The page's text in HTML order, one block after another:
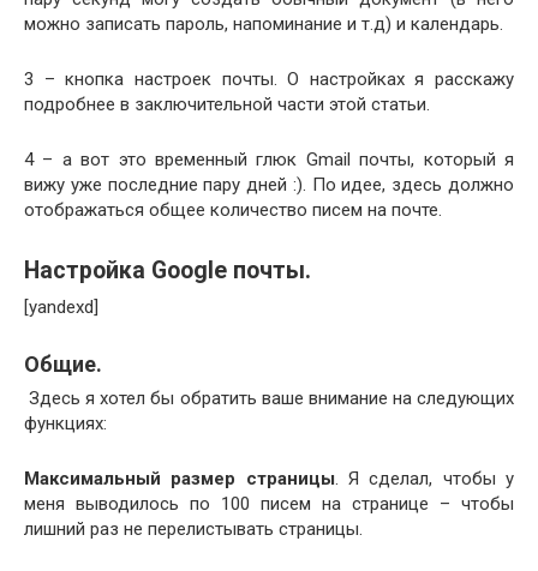
можно записать пароль, напоминание и т.д) и календарь.
3 – кнопка настроек почты. О настройках я расскажу
подробнее в заключительной части этой статьи.
4 – а вот это временный глюк Gmail почты, который я
вижу уже последние пару дней :). По идее, здесь должно
отображаться общее количество писем на почте.
Настройка Google почты.
[yandexd]
Общие.
Здесь я хотел бы обратить ваше внимание на следующих
функциях:
Максимальный размер страницы . Я сделал, чтобы у
меня выводилось по 100 писем на странице – чтобы
лишний раз не перелистывать страницы.